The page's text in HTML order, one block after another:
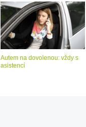
Autem na dovolenou: vždy s
asistencí